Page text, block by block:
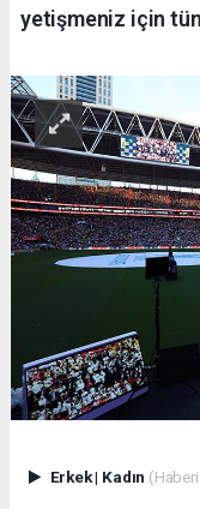
yetişmeniz için
Erkek| Kadın